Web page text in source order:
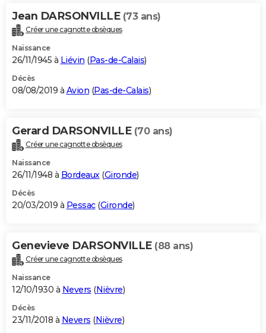
Jean DARSONVILLE (73 ans)
Créer une cagnotte obsèques
Naissance
26/11/1945 à Liévin (Pas-de-Calais)
Décès
08/08/2019 à Avion (Pas-de-Calais)
Gerard DARSONVILLE (70 ans)
Créer une cagnotte obsèques
Naissance
26/11/1948 à Bordeaux(Gironde)
Décès
20/03/2019 à Pessac(Gironde)
Genevieve DARSONVILLE (88 ans)
Créer une cagnotte obsèques
Naissance
12/10/1930 à Nevers (Nièvre)
Décès
23/11/2018 à Nevers (Nièvre)